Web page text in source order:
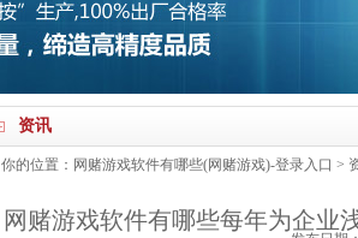
资讯
你的位置： 网赌游戏软件有哪些(网赌游戏)-登录入口 >
网赌游戏软件有哪些每年为企业